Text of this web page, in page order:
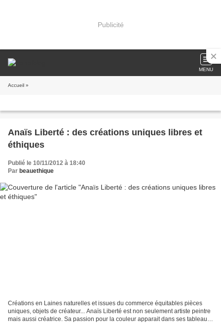
Publicité
MENU
Accueil »
Anaïs Liberté : des créations uniques libres et
éthiques
Publié le 10/11/2012 à 18:40
Par beauethique
Créations en Laines naturelles et issues du commerce équitables pièces
uniques, objets de créateur... Anaïs Liberté est non seulement artiste peintre
mais aussi créatrice. Sa passion pour la couleur apparait dans ses tableaux